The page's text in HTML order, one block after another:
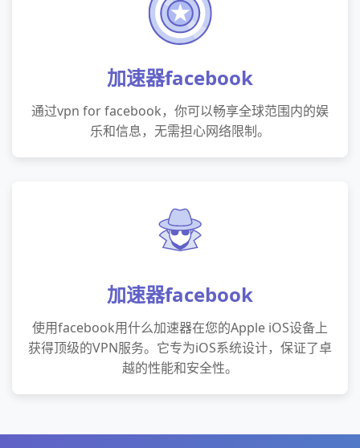
加速器facebook
通过vpn for facebook，你可以畅享全球范围内的娱
乐和信息，无需担心网络限制。
加速器facebook
使用facebook用什么加速器在您的Apple iOS设备上
获得顶级的VPN服务。它专为iOS系统设计，保证了卓
越的性能和安全性。